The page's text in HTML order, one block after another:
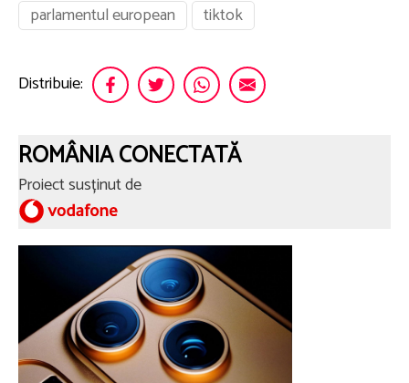
parlamentul european
tiktok
Distribuie:
ROMÂNIA CONECTATĂ
Proiect susținut de